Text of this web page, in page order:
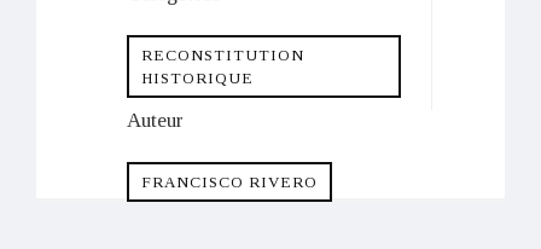
RECONSTITUTION
HISTORIQUE
Auteur
FRANCISCO RIVERO